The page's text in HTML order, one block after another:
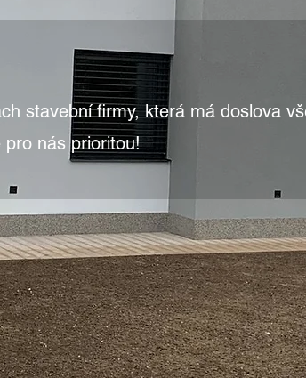
stavební firmy, která má doslova
nás prioritou!